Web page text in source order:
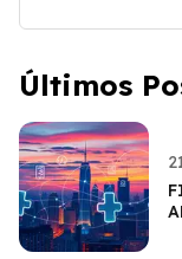
Últimos